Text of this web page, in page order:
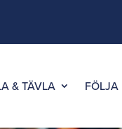
& TÄVLA FÖLJA